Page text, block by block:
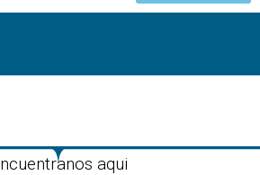
aqui